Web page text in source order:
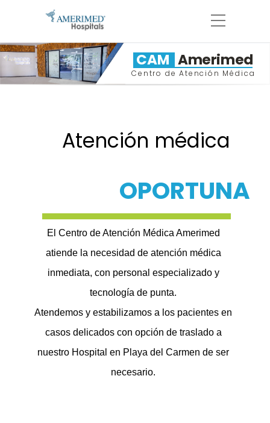
CAM Amerimed
Centro de Atención Médica
OPORTUNA
El Centro de Atención Médica Amerimed
atiende la necesidad de atención médica
inmediata, con personal especializado y
tecnología de punta.
Atendemos y estabilizamos a los pacientes en
casos delicados con opción de traslado a
nuestro Hospital en Playa del Carmen de ser
necesario.
Atención médica